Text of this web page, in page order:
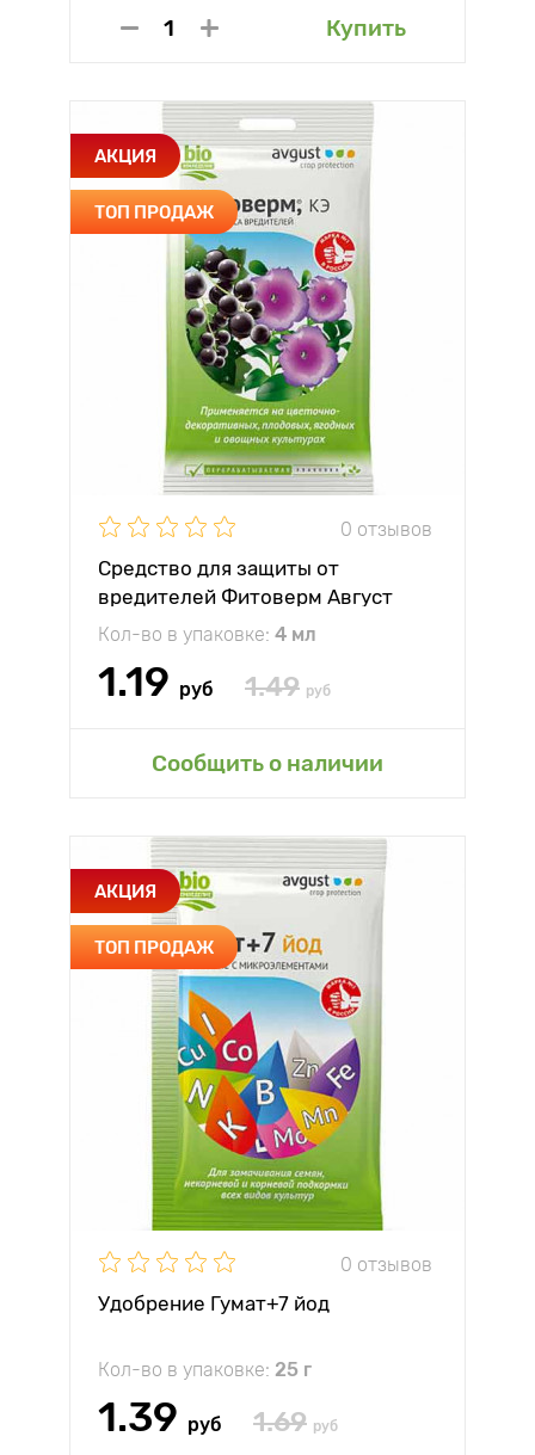
Купить
АКЦИЯ
ТОП ПРОДАЖ
0 отзывов
Средство для защиты от
вредителей Фитоверм Август
Кол-во в упаковке: 4 мл
1.19 руб 1.49 руб
Сообщить о наличии
АКЦИЯ
ТОП ПРОДАЖ
0 отзывов
Удобрение Гумат+7 йод
Кол-во в упаковке: 25 г
1.39 руб 1.69 руб